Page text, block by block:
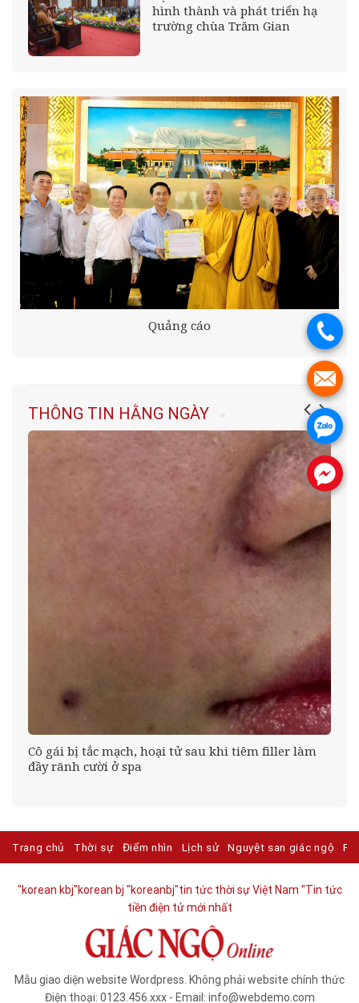
hình thành và phát triển hạ
trường chùa Trăm Gian
Quảng cáo
THÔNG TIN HẰNG NGÀY
Cô gái bị tắc mạch, hoại tử sau khi tiêm filler làm
đầy rãnh cười ở spa
Trang chủ Thời sự Điểm nhìn Lịch sử Nguyệt san giác ngộ
"korean kbj​"korean bj "koreanbj​"tin tức thời sự Việt Nam "Tin tức
tiền điện tử mới nhất​
Mẫu giao diện website Wordpress. Không phải website chính thức
Điện thoại: 0123.456.xxx - Email: info@webdemo.com
.
.
.
.